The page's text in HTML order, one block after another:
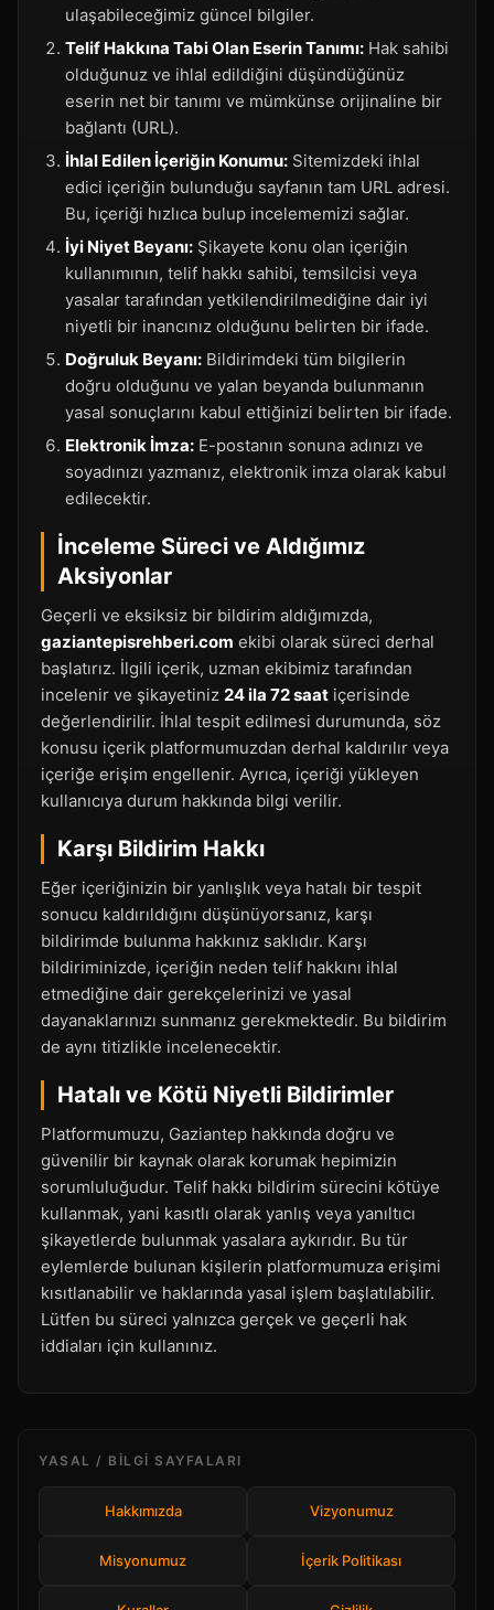
ulaşabileceğimiz güncel bilgiler.
Telif Hakkına Tabi Olan Eserin Tanımı: Hak sahibi
olduğunuz ve ihlal edildiğini düşündüğünüz
eserin net bir tanımı ve mümkünse orijinaline bir
bağlantı (URL).
İhlal Edilen İçeriğin Konumu: Sitemizdeki ihlal
edici içeriğin bulunduğu sayfanın tam URL adresi.
Bu, içeriği hızlıca bulup incelememizi sağlar.
İyi Niyet Beyanı: Şikayete konu olan içeriğin
kullanımının, telif hakkı sahibi, temsilcisi veya
yasalar tarafından yetkilendirilmediğine dair iyi
niyetli bir inancınız olduğunu belirten bir ifade.
Doğruluk Beyanı: Bildirimdeki tüm bilgilerin
doğru olduğunu ve yalan beyanda bulunmanın
yasal sonuçlarını kabul ettiğinizi belirten bir ifade.
Elektronik İmza: E-postanın sonuna adınızı ve
soyadınızı yazmanız, elektronik imza olarak kabul
edilecektir.
İnceleme Süreci ve Aldığımız
Aksiyonlar
Geçerli ve eksiksiz bir bildirim aldığımızda,
gaziantepisrehberi.com ekibi olarak süreci derhal
başlatırız. İlgili içerik, uzman ekibimiz tarafından
incelenir ve şikayetiniz 24 ila 72 saat içerisinde
değerlendirilir. İhlal tespit edilmesi durumunda, söz
konusu içerik platformumuzdan derhal kaldırılır veya
içeriğe erişim engellenir. Ayrıca, içeriği yükleyen
kullanıcıya durum hakkında bilgi verilir.
Karşı Bildirim Hakkı
Eğer içeriğinizin bir yanlışlık veya hatalı bir tespit
sonucu kaldırıldığını düşünüyorsanız, karşı
bildirimde bulunma hakkınız saklıdır. Karşı
bildiriminizde, içeriğin neden telif hakkını ihlal
etmediğine dair gerekçelerinizi ve yasal
dayanaklarınızı sunmanız gerekmektedir. Bu bildirim
de aynı titizlikle incelenecektir.
Hatalı ve Kötü Niyetli Bildirimler
Platformumuzu, Gaziantep hakkında doğru ve
güvenilir bir kaynak olarak korumak hepimizin
sorumluluğudur. Telif hakkı bildirim sürecini kötüye
kullanmak, yani kasıtlı olarak yanlış veya yanıltıcı
şikayetlerde bulunmak yasalara aykırıdır. Bu tür
eylemlerde bulunan kişilerin platformumuza erişimi
kısıtlanabilir ve haklarında yasal işlem başlatılabilir.
Lütfen bu süreci yalnızca gerçek ve geçerli hak
iddiaları için kullanınız.
YASAL / BILGI SAYFALARI
Hakkımızda Vizyonumuz
Misyonumuz İçerik Politikası